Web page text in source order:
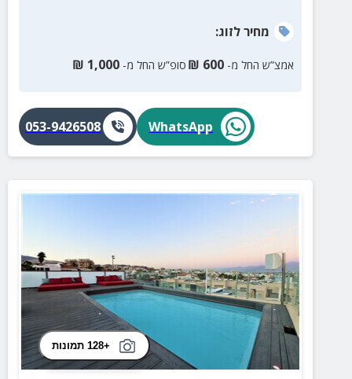
מחירלזוג:
אמצ”ש החל מ- 600
₪ סופ”ש החל מ- 1,000
₪
WhatsApp
053-9426508
+128 תמונות